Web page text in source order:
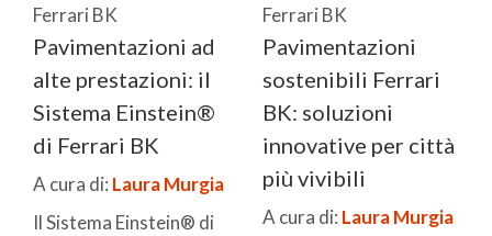
Ferrari BK
Pavimentazioni ad
alte prestazioni: il
Sistema Einstein®
di Ferrari BK
A cura di: Laura Murgia
Il Sistema Einstein® di
Ferrari BK
Pavimentazioni
sostenibili Ferrari
BK: soluzioni
innovative per città
più vivibili
A cura di: Laura Murgia